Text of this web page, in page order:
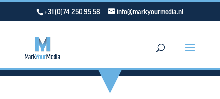
+31 (0)74 250 95 58 info@markyourmedia.nl